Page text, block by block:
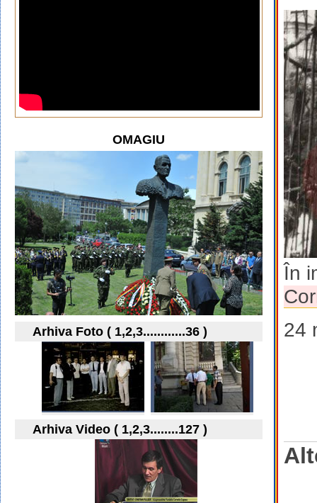
În
24
OMAGIU
Arhiva Foto ( 1,2,3............36 )
Arhiva Video ( 1,2,3........127 )